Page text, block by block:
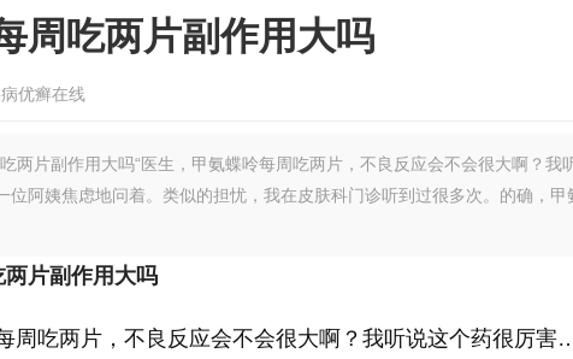
周吃两片副作用大吗
优癣在线
两片副作用大吗“医生，甲氨蝶呤每周吃两片，不良反应会不会很大啊？我
阿姨焦虑地问着。类似的担忧，我在皮肤科门诊听到过很多次。的确，甲
片副作用大吗
周吃两片，不良反应会不会很大啊？我听说这个药很厉